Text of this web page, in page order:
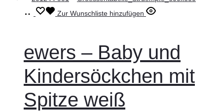
Ausführung
Dieses
mehrere
Varianten
auf.
Die
Zur Wunschliste hinzufügen
ewers – Baby und
Kindersöckchen mit
Spitze weiß